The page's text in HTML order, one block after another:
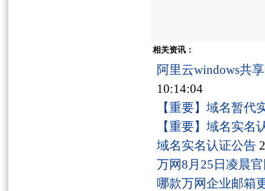
相关资讯：
阿里云windows共
10:14:04
【重要】域名暂代
【重要】域名实名
域名实名认证公告
万网8月25日凌晨
哪款万网企业邮箱